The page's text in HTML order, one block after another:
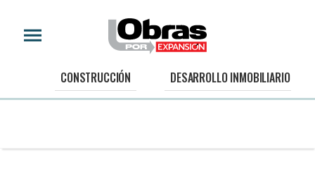
CONSTRUCCIÓN DESARROLLO INMOBILIARIO